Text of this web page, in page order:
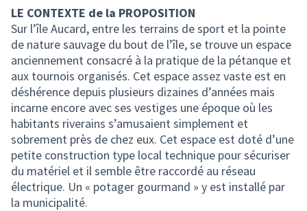
LE CONTEXTE de la PROPOSITION
Sur l’île Aucard, entre les terrains de sport et la pointe
de nature sauvage du bout de l’île, se trouve un espace
anciennement consacré à la pratique de la pétanque et
aux tournois organisés. Cet espace assez vaste est en
déshérence depuis plusieurs dizaines d’années mais
incarne encore avec ses vestiges une époque où les
habitants riverains s’amusaient simplement et
sobrement près de chez eux. Cet espace est doté d’une
petite construction type local technique pour sécuriser
du matériel et il semble être raccordé au réseau
électrique. Un « potager gourmand » y est installé par
la municipalité.